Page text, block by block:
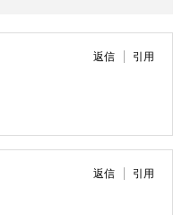
返信 引用
返信 引用